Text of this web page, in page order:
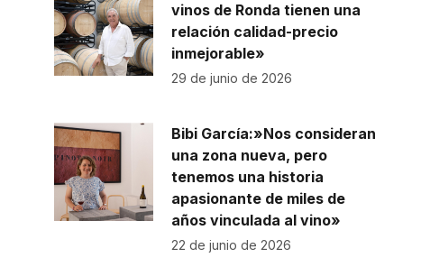
vinos de Ronda tienen una
relación calidad-precio
inmejorable»
29 de junio de 2026
Bibi García:»Nos consideran
una zona nueva, pero
tenemos una historia
apasionante de miles de
años vinculada al vino»
22 de junio de 2026